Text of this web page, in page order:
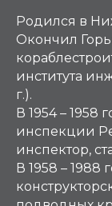
Родился в
Окончил
института
г.).
В 1954 – 1958
инспекции
инспектор,
В 1958 – 1988